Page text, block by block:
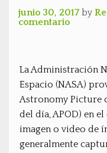
junio 30, 2017 by
comentario
La Administración
Espacio (NASA)
Astronomy Picture
del día, APOD) en
imagen o video de
generalmente